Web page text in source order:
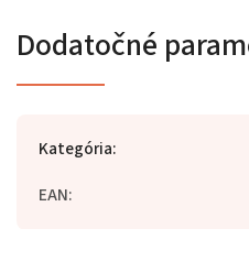
Dodatočné
Kategória:
EAN: